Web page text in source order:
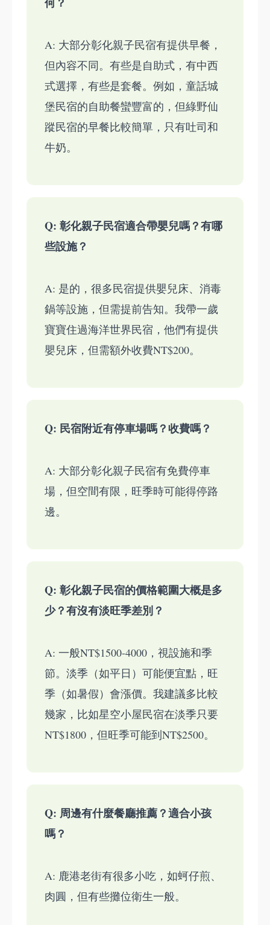
A: 大部分彰化親子民宿有提供早餐，
但內容不同。有些是自助式，有中西
式選擇，有些是套餐。例如，童話城
堡民宿的自助餐蠻豐富的，但綠野仙
蹤民宿的早餐比較簡單，只有吐司和
牛奶。
Q: 彰化親子民宿適合帶嬰兒嗎？有哪
些設施？
A: 是的，很多民宿提供嬰兒床、消毒
鍋等設施，但需提前告知。我帶一歲
寶寶住過海洋世界民宿，他們有提供
嬰兒床，但需額外收費NT$200。
Q: 民宿附近有停車場嗎？收費嗎？
A: 大部分彰化親子民宿有免費停車
場，但空間有限，旺季時可能得停路
邊。
Q: 彰化親子民宿的價格範圍大概是多
少？有沒有淡旺季差別？
A: 一般NT$1500-4000，視設施和季
節。淡季（如平日）可能便宜點，旺
季（如暑假）會漲價。我建議多比較
幾家，比如星空小屋民宿在淡季只要
NT$1800，但旺季可能到NT$2500。
Q: 周邊有什麼餐廳推薦？適合小孩
嗎？
A: 鹿港老街有很多小吃，如蚵仔煎、
肉圓，但有些攤位衛生一般。